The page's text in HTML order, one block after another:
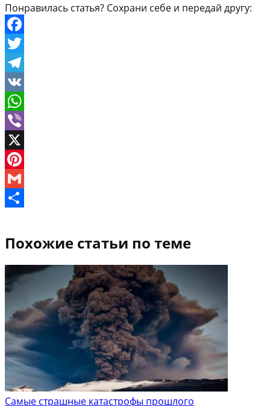
Понравилась статья? Сохрани себе и передай другу:
Facebook
Twitter
Telegram
VK
WhatsApp
Viber
X
Pinterest
Gmail
Похожие статьи по теме
Самые страшные катастрофы прошлого